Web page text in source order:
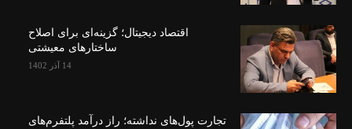
اقتصاد دیجیتال؛ گزینه‌ای برای اصلاح
ساختارهای معیشتی
14 آذر 1402
تجارت پول‌های نداشته؛ راز درآمد پلتفرم‌های